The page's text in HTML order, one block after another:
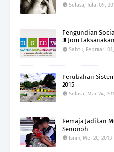
Selasa, Julai 09,
Pengundian
!!! Jom
Sabtu, Februari
Perubahan
2015
Selasa, Mac 24,
Remaja Jadikan
Senonoh
Isnin, Mei 20, 2013